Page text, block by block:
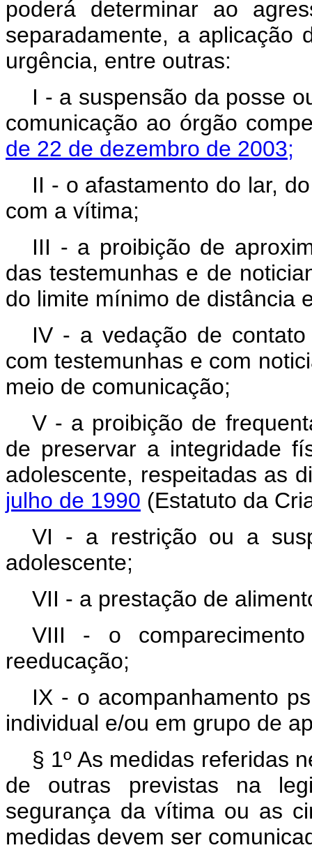
poderá determinar ao
separadamente, a aplicação
urgência, entre outras:
I - a suspensão da posse
comunicação ao órgão
de 22 de dezembro de 2003;
II - o afastamento do lar,
com a vítima;
III - a proibição de
das testemunhas e de
do limite mínimo de distância
IV - a vedação de
com testemunhas e com
meio de comunicação;
V - a proibição de
de preservar a integridade
adolescente, respeitadas as
julho de 1990 (Estatuto da
VI - a restrição ou a
adolescente;
VII - a prestação de
VIII - o
reeducação;
IX - o acompanhamento
individual e/ou em grupo de
§ 1º As medidas referidas
de outras previstas na
segurança da vítima ou as
medidas devem ser